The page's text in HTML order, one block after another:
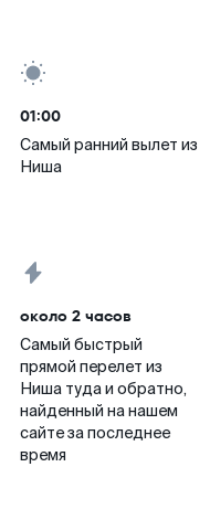
01:00
Самый ранний вылет из
Ниша
около 2 часов
Самый быстрый
прямой перелет из
Ниша туда и обратно,
найденный на нашем
сайте за последнее
время